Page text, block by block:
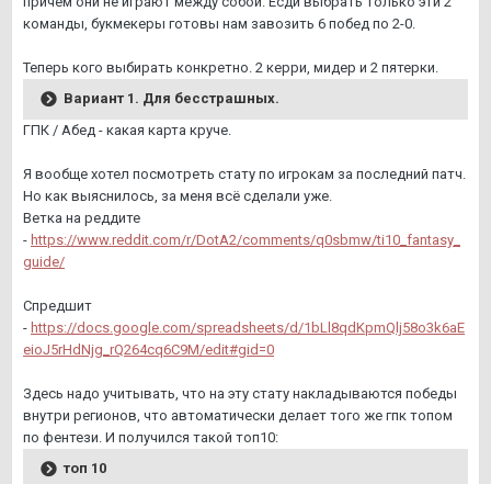
команды, букмекеры готовы нам завозить 6 побед по 2-0.
Теперь кого выбирать конкретно. 2 керри, мидер и 2 пятерки.
Вариант 1. Для бесстрашных.
ГПК / Абед - какая карта круче.
Я вообще хотел посмотреть стату по игрокам за последний патч.
Но как выяснилось, за меня всё сделали уже.
Ветка на реддите
- https://www.reddit.com/r/DotA2/comments/q0sbmw/ti10_fantasy_
guide/
Спредшит
- https://docs.google.com/spreadsheets/d/1bLl8qdKpmQlj58o3k6aE
eioJ5rHdNjg_rQ264cq6C9M/edit#gid=0
Здесь надо учитывать, что на эту стату накладываются победы
внутри регионов, что автоматически делает того же гпк топом
по фентези. И получился такой топ10:
топ 10